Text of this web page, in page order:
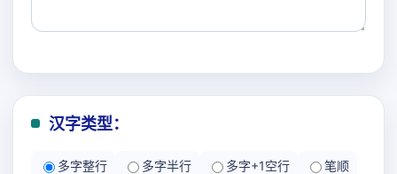
汉字类型：
多字整行 多字半行 多字+1空行
笔顺